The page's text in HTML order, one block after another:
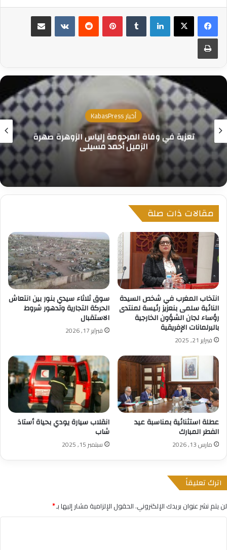
لينكدإن بينتيريست
مشاركة عبر البريد
طباعة
أخبار KabasPress
تعزية في وفاة المرحومة إلياس الزوهرة صهرة
الزميل أحمد مسيلي
مقالات ذات صلة
انتخاب المغرب في شخص السيدة
النائبة سلمى بنعزيز رئيسة لمنتدى
رؤساء لجان الشؤون الخارجية
بالبرلمانات الإفريقية
فبراير 21, 2025
سوق ثلاثاء سيدي بنور بين انتعاش
الحركة التجارية وتدهور شروط
الاستقبال
فبراير 17, 2026
عطلة استثنائية بمناسبة عيد
الفطر المبارك
مارس 13, 2026
انقلاب سيارة يودي بحياة أستاذ
شاب
سبتمبر 15, 2025
اترك تعليقاً
لن يتم نشر عنوان بريدك الإلكتروني.الحقول الإلزامية مشار إليها بـ*